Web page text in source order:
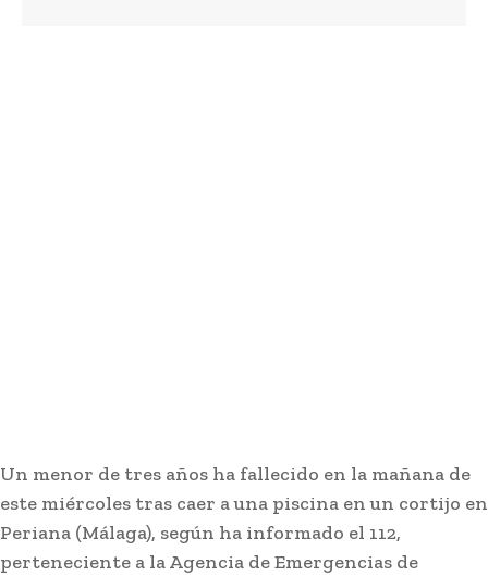
Un menor de tres años ha fallecido en la mañana de
este miércoles tras caer a una piscina en un cortijo en
Periana (Málaga), según ha informado el 112,
perteneciente a la Agencia de Emergencias de